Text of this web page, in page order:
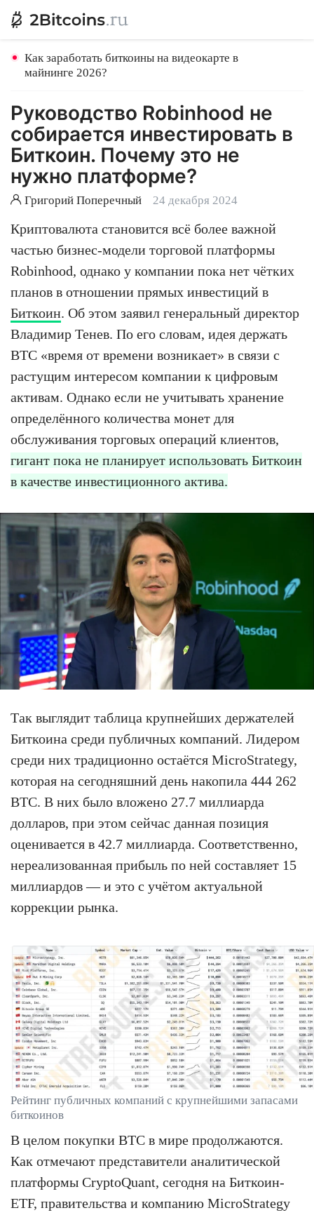
Как заработать биткоины на видеокарте в
майнинге 2026?
Руководство Robinhood не
собирается инвестировать в
Биткоин. Почему это не
нужно платформе?
Григорий Поперечный 24 декабря 2024
Криптовалюта становится всё более важной
частью бизнес-модели торговой платформы
Robinhood, однако у компании пока нет чётких
планов в отношении прямых инвестиций в
Биткоин. Об этом заявил генеральный директор
Владимир Тенев. По его словам, идея держать
BTC «время от времени возникает» в связи с
растущим интересом компании к цифровым
активам. Однако если не учитывать хранение
определённого количества монет для
обслуживания торговых операций клиентов,
гигант пока не планирует использовать Биткоин
в качестве инвестиционного актива.
Так выглядит таблица крупнейших держателей
Биткоина среди публичных компаний. Лидером
среди них традиционно остаётся MicroStrategy,
которая на сегодняшний день накопила 444 262
BTC. В них было вложено 27.7 миллиарда
долларов, при этом сейчас данная позиция
оценивается в 42.7 миллиарда. Соответственно,
нереализованная прибыль по ней составляет 15
миллиардов — и это с учётом актуальной
коррекции рынка.
Рейтинг публичных компаний с крупнейшими запасами
биткоинов
В целом покупки BTC в мире продолжаются.
Как отмечают представители аналитической
платформы CryptoQuant, сегодня на Биткоин-
ETF, правительства и компанию MicroStrategy